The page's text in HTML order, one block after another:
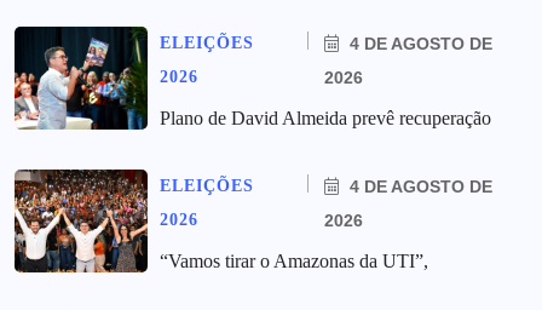
ELEIÇÕES
2026
4 DE AGOSTO DE
2026
Plano de David Almeida prevê recuperação
ELEIÇÕES
2026
4 DE AGOSTO DE
2026
“Vamos tirar o Amazonas da UTI”,